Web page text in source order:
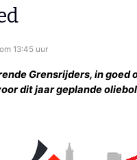
13:45 uur
Grensrijders, in goed
dit jaar geplande